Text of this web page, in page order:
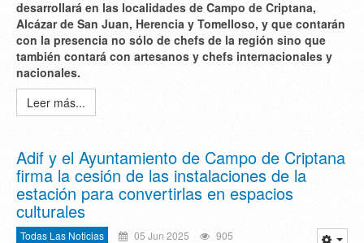
desarrollará en las localidades de Campo de Criptana,
Alcázar de San Juan, Herencia y Tomelloso, y que contarán
con la presencia no sólo de chefs de la región sino que
también contará con artesanos y chefs internacionales y
nacionales.
Leer más...
Adif y el Ayuntamiento de Campo de Criptana
firma la cesión de las instalaciones de la
estación para convertirlas en espacios
culturales
Todas Las Noticias 05 Jun 2025 905